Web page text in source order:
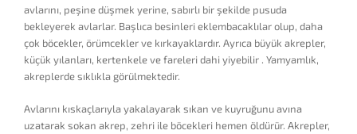
avlarını, peşine düşmek yerine, sabırlı bir şekilde pusuda
bekleyerek avlarlar. Başlıca besinleri eklembacaklılar olup, daha
çok böcekler, örümcekler ve kırkayaklardır. Ayrıca büyük akrepler,
küçük yılanları, kertenkele ve fareleri dahi yiyebilir . Yamyamlık,
akreplerde sıklıkla görülmektedir.
Avlarını kıskaçlarıyla yakalayarak sıkan ve kuyruğunu avına
uzatarak sokan akrep, zehri ile böcekleri hemen öldürür. Akrepler,